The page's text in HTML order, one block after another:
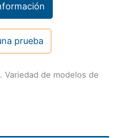
prueba
Variedad de modelos de